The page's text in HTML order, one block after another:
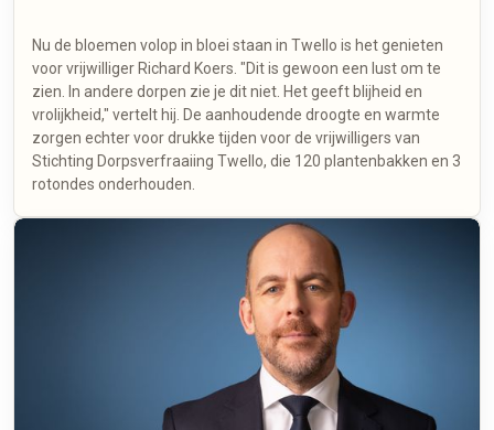
Nu de bloemen volop in bloei staan in Twello is het genieten
voor vrijwilliger Richard Koers. "Dit is gewoon een lust om te
zien. In andere dorpen zie je dit niet. Het geeft blijheid en
vrolijkheid," vertelt hij. De aanhoudende droogte en warmte
zorgen echter voor drukke tijden voor de vrijwilligers van
Stichting Dorpsverfraaiing Twello, die 120 plantenbakken en 3
rotondes onderhouden.